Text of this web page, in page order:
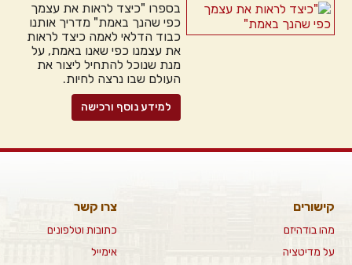
בספרו "כיצד לראות את עצמך
כפי שהנך באמת" מדריך אותנו
כבוד הדלאי לאמה כיצד לראות
את עצמנו כפי שאנו באמת, על
מנת שנוכל להתחיל ליצור את
העולם שבו נרצה לחיות.
למידע נוסף ורכישה
קישורים
מהו בודהיזם
על מדיטציה
צרו קשר
כתובות וטלפונים
אימייל